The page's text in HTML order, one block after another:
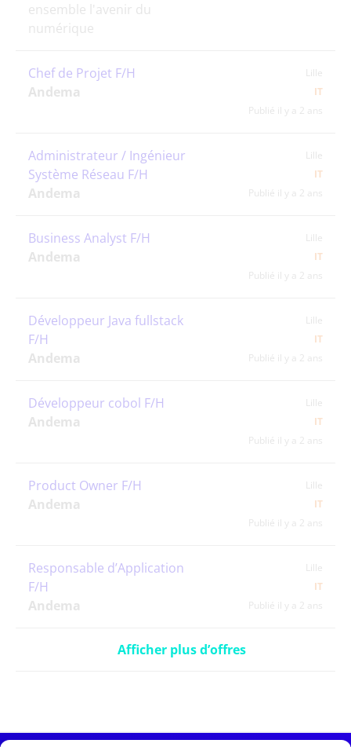
ensemble l'avenir du
numérique
Chef de Projet F/H
Andema
Lille
IT
Publié il y a 2 ans
Administrateur / Ingénieur
Système Réseau F/H
Andema
Lille
IT
Publié il y a 2 ans
Business Analyst F/H
Andema
Lille
IT
Publié il y a 2 ans
Développeur Java fullstack
F/H
Andema
Lille
IT
Publié il y a 2 ans
Développeur cobol F/H
Andema
Lille
IT
Publié il y a 2 ans
Product Owner F/H
Andema
Lille
IT
Publié il y a 2 ans
Responsable d’Application
F/H
Andema
Lille
IT
Publié il y a 2 ans
Afficher plus d’offres